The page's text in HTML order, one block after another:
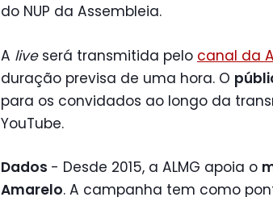
do NUP da Assembleia.
A liveserá transmitida pelo canal da
duração previsa de uma hora. O
para os convidados ao longo da
YouTube.
Dados - Desde 2015, a ALMG apoia o
Amarelo. A campanha tem como